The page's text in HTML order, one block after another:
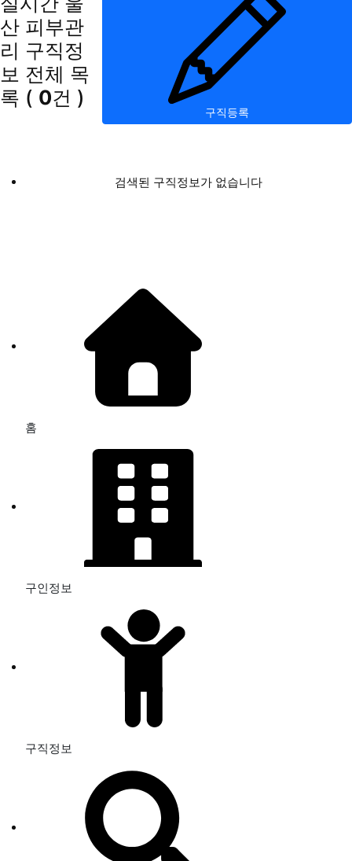
산 피부관
리 구직정
보 전체 목
록 ( 0건 )
구직등록
검색된 구직정보가 없습니다
홈
구인정보
구직정보